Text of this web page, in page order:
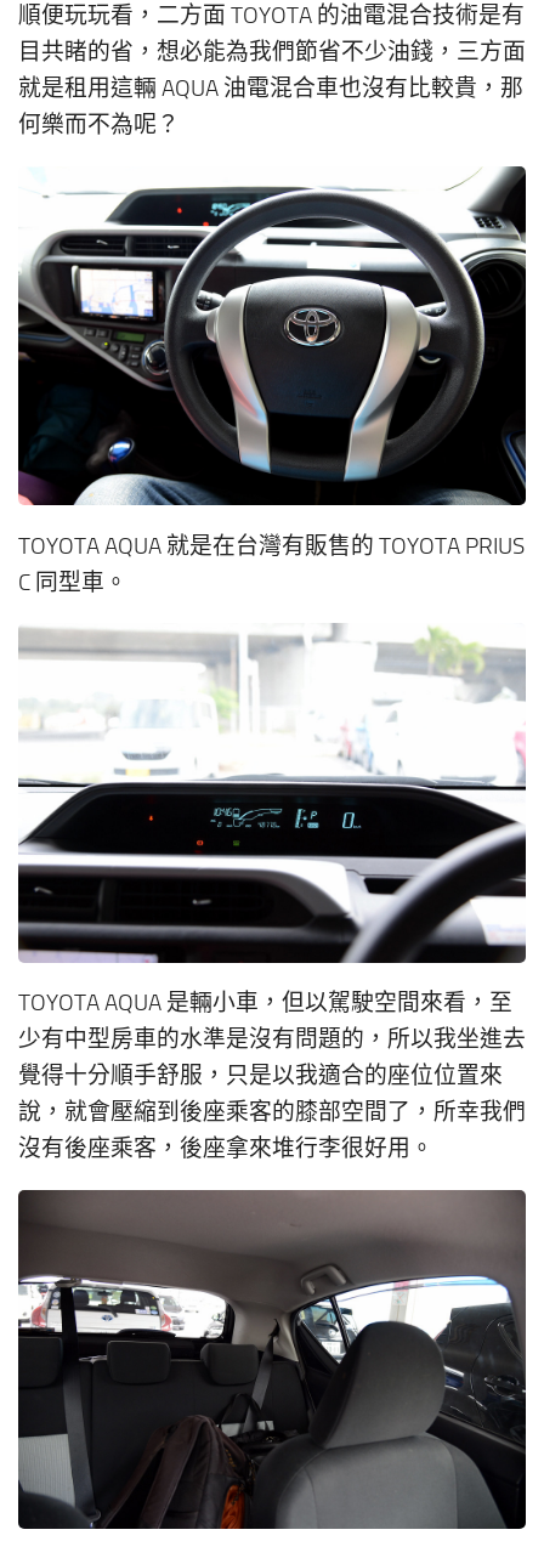
順便玩玩看，二方面 TOYOTA 的油電混合技術是有
目共睹的省，想必能為我們節省不少油錢，三方面
就是租用這輛 AQUA 油電混合車也沒有比較貴，那
何樂而不為呢？
TOYOTA AQUA 就是在台灣有販售的 TOYOTA PRIUS
C 同型車。
TOYOTA AQUA 是輛小車，但以駕駛空間來看，至
少有中型房車的水準是沒有問題的，所以我坐進去
覺得十分順手舒服，只是以我適合的座位位置來
說，就會壓縮到後座乘客的膝部空間了，所幸我們
沒有後座乘客，後座拿來堆行李很好用。